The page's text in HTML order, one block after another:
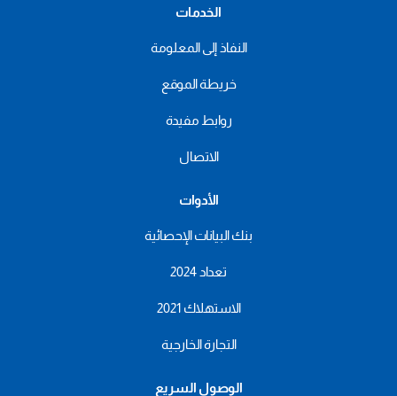
الخدمات
النفاذ إلى المعلومة
خريطة الموقع
روابط مفيدة
الاتصال
الأدوات
بنك البيانات الإحصائية
تعداد 2024
الاستهلاك 2021
التجارة الخارجية
الوصول السريع